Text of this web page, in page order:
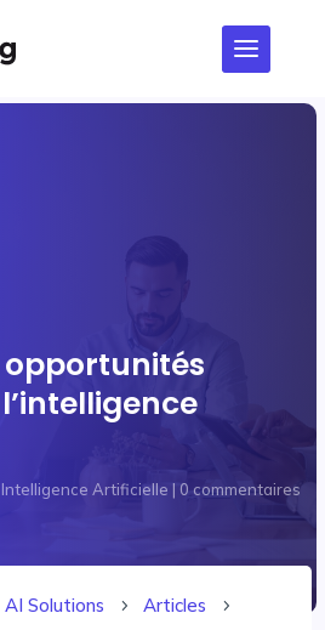
opportunités
Intelligence Artificielle | 0 commentaires
Solutions 5 Articles 5